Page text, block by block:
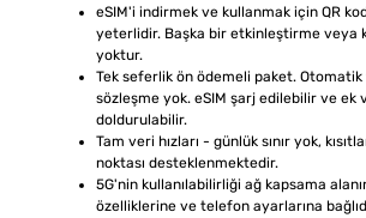
eSIM'i indirmek ve kullanmak için QR
yeterlidir. Başka bir etkinleştirme veya
yoktur.
Tek seferlik ön ödemeli paket.
sözleşme yok. eSIM şarj edilebilir ve ek
doldurulabilir.
Tam veri hızları - günlük sınır yok,
noktası desteklenmektedir.
5G'nin kullanılabilirliği ağ kapsama
özelliklerine ve telefon ayarlarına